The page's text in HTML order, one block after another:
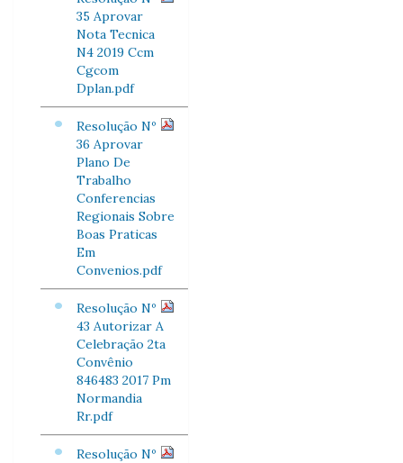
35 Aprovar
Nota Tecnica
N4 2019 Ccm
Cgcom
Dplan.pdf
Resolução Nº
36 Aprovar
Plano De
Trabalho
Conferencias
Regionais Sobre
Boas Praticas
Em
Convenios.pdf
Resolução Nº
43 Autorizar A
Celebração 2ta
Convênio
846483 2017 Pm
Normandia
Rr.pdf
Resolução Nº